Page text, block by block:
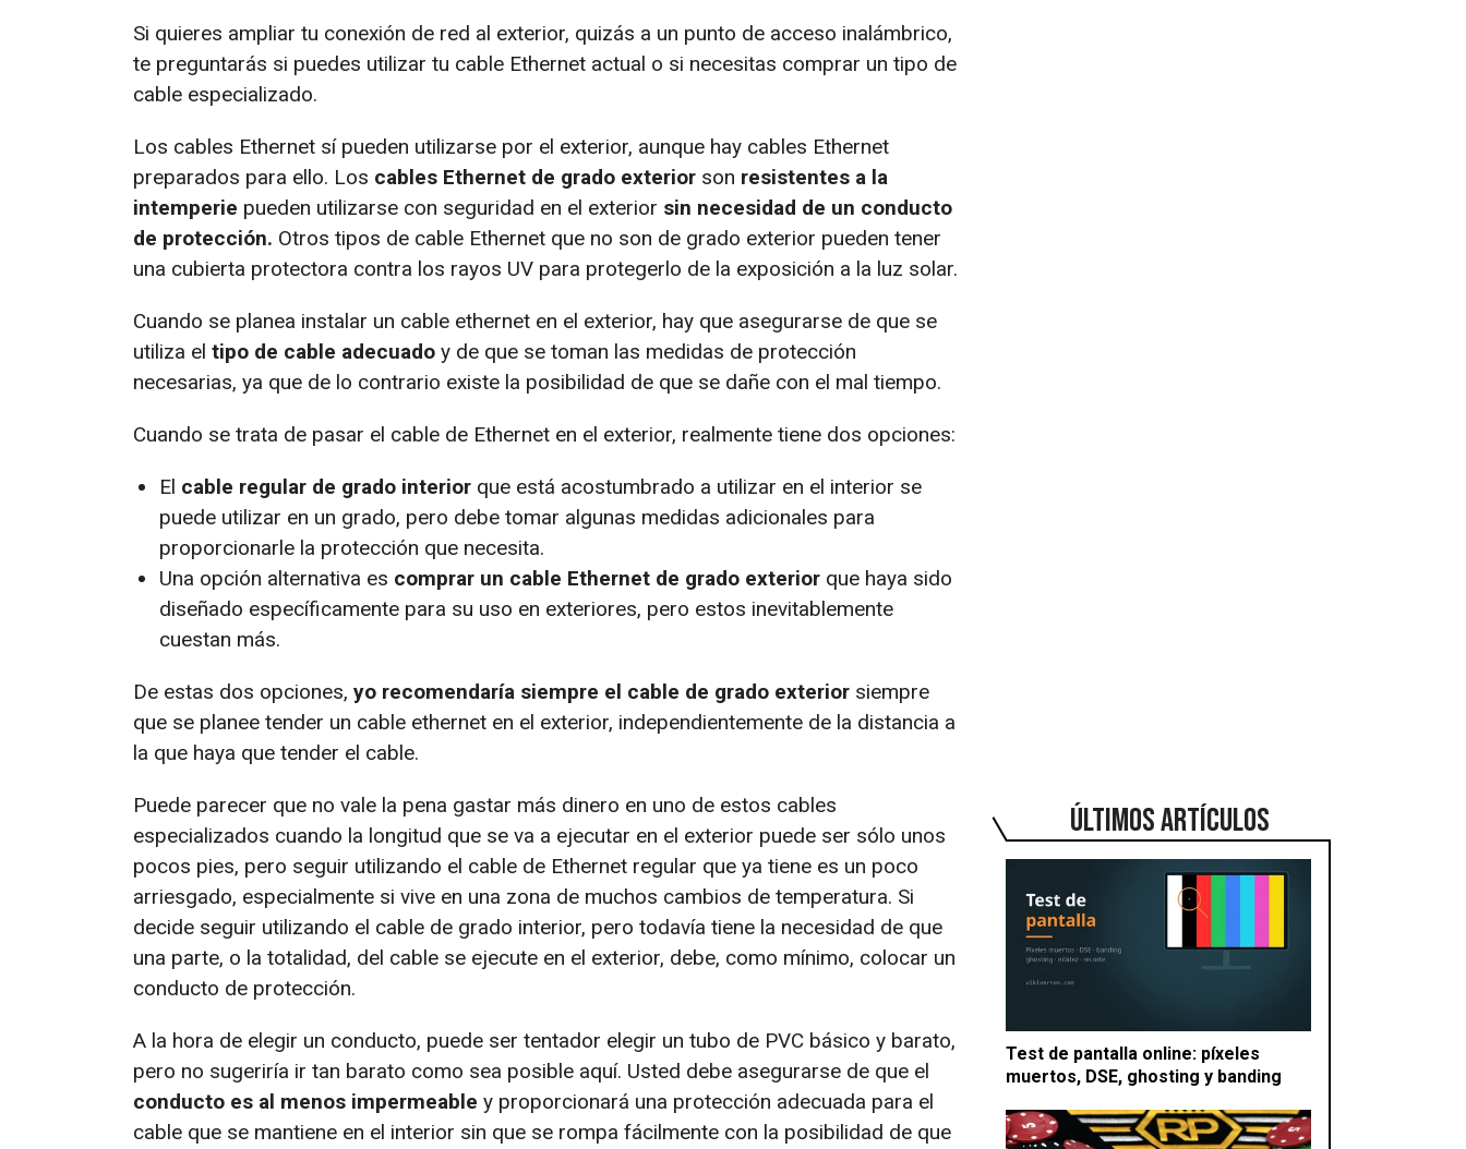
ÚLTIMOS ARTÍCULOS
Test de pantalla online: píxeles
muertos, DSE, ghosting y banding
Si quieres ampliar tu conexión de red al exterior, quizás a un punto de acceso inalámbrico,
te preguntarás si puedes utilizar tu cable Ethernet actual o si necesitas comprar un tipo de
cable especializado.
Los cables Ethernet sí pueden utilizarse por el exterior, aunque hay cables Ethernet
preparados para ello. Los cables Ethernet de grado exterior son resistentes a la
intemperie pueden utilizarse con seguridad en el exterior sin necesidad de un conducto
de protección. Otros tipos de cable Ethernet que no son de grado exterior pueden tener
una cubierta protectora contra los rayos UV para protegerlo de la exposición a la luz solar.
Cuando se planea instalar un cable ethernet en el exterior, hay que asegurarse de que se
utiliza el tipo de cable adecuado y de que se toman las medidas de protección
necesarias, ya que de lo contrario existe la posibilidad de que se dañe con el mal tiempo.
Cuando se trata de pasar el cable de Ethernet en el exterior, realmente tiene dos opciones:
El cable regular de grado interiorque está acostumbrado a utilizar en el interior se
puede utilizar en un grado, pero debe tomar algunas medidas adicionales para
proporcionarle la protección que necesita.
Una opción alternativa es comprar un cable Ethernet de grado exteriorque haya sido
diseñado específicamente para su uso en exteriores, pero estos inevitablemente
cuestan más.
De estas dos opciones, yo recomendaría siempre el cable de grado exterior siempre
que se planee tender un cable ethernet en el exterior, independientemente de la distancia a
la que haya que tender el cable.
Puede parecer que no vale la pena gastar más dinero en uno de estos cables
especializados cuando la longitud que se va a ejecutar en el exterior puede ser sólo unos
pocos pies, pero seguir utilizando el cable de Ethernet regular que ya tiene es un poco
arriesgado, especialmente si vive en una zona de muchos cambios de temperatura. Si
decide seguir utilizando el cable de grado interior, pero todavía tiene la necesidad de que
una parte, o la totalidad, del cable se ejecute en el exterior, debe, como mínimo, colocar un
conducto de protección.
A la hora de elegir un conducto, puede ser tentador elegir un tubo de PVC básico y barato,
pero no sugeriría ir tan barato como sea posible aquí. Usted debe asegurarse de que el
conducto es al menos impermeable y proporcionará una protección adecuada para el
cable que se mantiene en el interior sin que se rompa fácilmente con la posibilidad de que